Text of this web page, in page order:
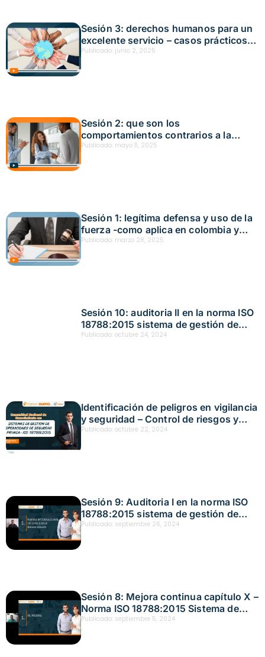
Sesión 3: derechos humanos para un
excelente servicio – casos prácticos
Fecha: mayo 22, 2025
Publicado: junio 2, 2025
Sesión 2: que son los
comportamientos contrarios a la
convivencia y las formas de proceder
Publicado: mayo 11, 2025
Sesión 1: legítima defensa y uso de la
fuerza -como aplica en colombia y
ejemplos prácticos para ser
Publicado: marzo 28, 2025
Sesión 10: auditoria II en la norma ISO
18788:2015 sistema de gestión de
operaciones de seguridad privada
Publicado: octubre 24, 2024
Identificación de peligros en vigilancia
y seguridad – Control de riesgos y
buenas prácticas en seguridad
Publicado: octubre 22, 2024
Sesión 9: Auditoria I en la norma ISO
18788:2015 sistema de gestión de
operaciones de seguridad privada
Fecha: septiembre 26, 2024
Publicado: septiembre 26, 2024
Sesión 8: Mejora continua capítulo X –
Norma ISO 18788:2015 Sistema de
gestión de operaciones de seguridad
privada Fecha: septiembre 5, 2024
Publicado: septiembre 5, 2024